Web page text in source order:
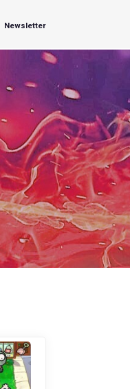
Newsletter